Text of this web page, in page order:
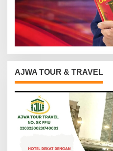
AJWA TOUR & TRAVEL